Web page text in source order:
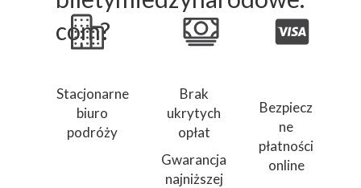
Bezpiecz
ne
płatności
online
Brak
ukrytych
opłat
Gwarancja
najniższej
Stacjonarne
biuro
podróży
com?